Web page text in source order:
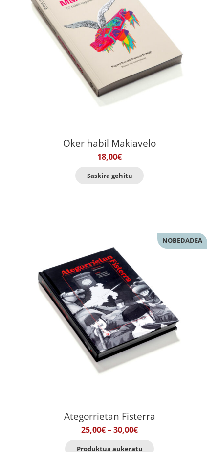
Oker habil Makiavelo
18,00€
Saskira gehitu
Ategorrietan Fisterra
25,00€–30,00€Prezio
Produktua aukeratu
NOBEDADEA